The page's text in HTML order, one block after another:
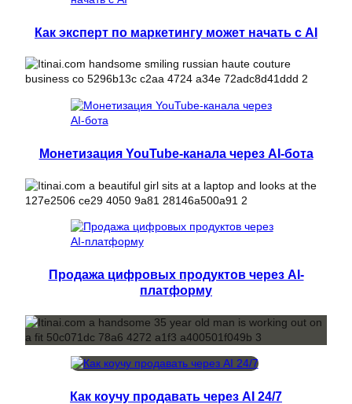
Как эксперт по маркетингу может начать с AI
Монетизация YouTube-канала через AI-бота
Продажа цифровых продуктов через AI-
платформу
Как коучу продавать через AI 24/7